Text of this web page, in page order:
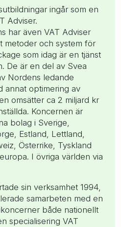
ingår som en
Adviser.
har även VAT Adviser
metoder och system för
som idag är en tjänst
De är en del av Svea
Nordens ledande
annat optimering av
omsätter ca 2 miljard kr
Koncernen är
bolag i Sverige,
Estland, Lettland,
Österrike, Tyskland
I övriga världen via
sin verksamhet 1994,
samarbeten med en
både nationellt
specialisering VAT